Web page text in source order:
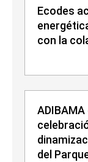
Ecodes
con la
del